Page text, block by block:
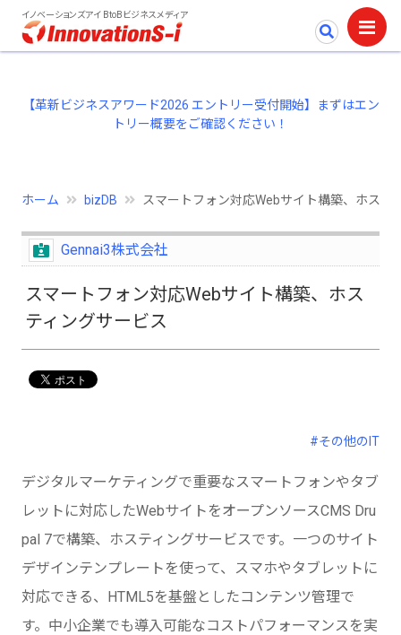
イノベーションズアイ BtoBビジネスメディア
【革新ビジネスアワード2026 エントリー受付開始】まずはエン
トリー概要をご確認ください！
ホーム bizDB スマートフォン対応Webサイト構築、ホステ
Gennai3株式会社
スマートフォン対応Webサイト構築、ホス
ティングサービス
#その他のIT
デジタルマーケティングで重要なスマートフォンやタブ
レットに対応したWebサイトをオープンソースCMS Dru
pal 7で構築、ホスティングサービスです。一つのサイト
デザインテンプレートを使って、スマホやタブレットに
対応できる、HTML5を基盤としたコンテンツ管理で
す。中小企業でも導入可能なコストパフォーマンスを実